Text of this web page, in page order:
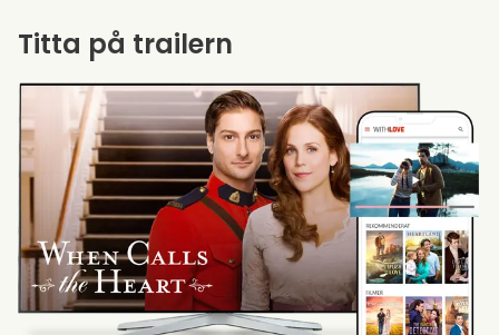
Titta på trailern